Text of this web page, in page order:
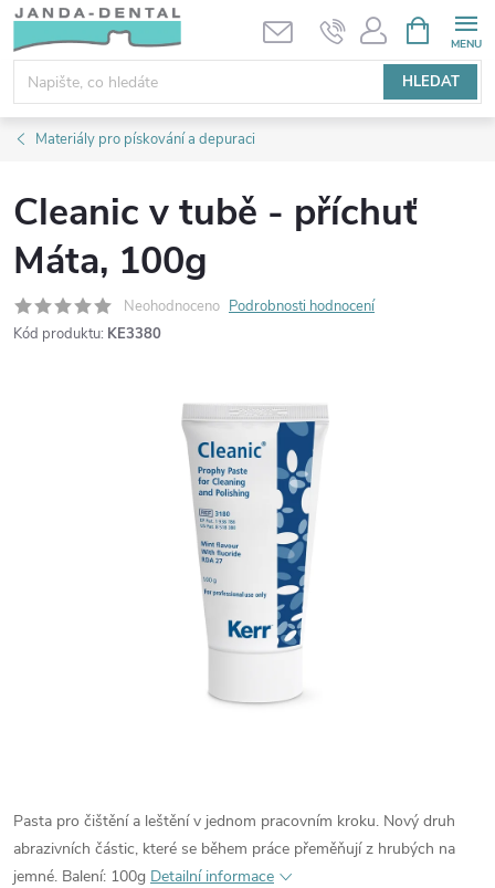
Přejít
obsah
HLEDAT
NÁKUPNÍ
KOŠÍK
Materiály pro pískování a depuraci
Cleanic v tubě - příchuť
Máta, 100g
Neohodnoceno Podrobnosti hodnocení
Kód produktu: KE3380
Pasta pro čištění a leštění v jednom pracovním kroku. Nový druh
abrazivních částic, které se během práce přeměňují z hrubých na
jemné. Balení: 100g Detailní informace